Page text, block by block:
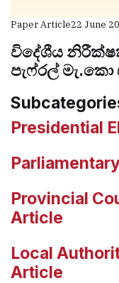
Paper Article22 June
විදේශීය
පැෆ්රල්
Presidential
Provincial
Article
Local
Article